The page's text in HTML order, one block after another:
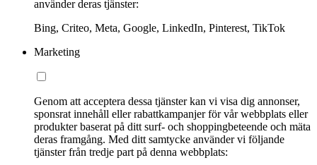
använder deras tjänster:
Bing, Criteo, Meta, Google, LinkedIn, Pinterest, TikTok
Marketing
Genom att acceptera dessa tjänster kan vi visa dig annonser,
sponsrat innehåll eller rabattkampanjer för vår webbplats eller
produkter baserat på ditt surf- och shoppingbeteende och mäta
deras framgång. Med ditt samtycke använder vi följande
tjänster från tredje part på denna webbplats: